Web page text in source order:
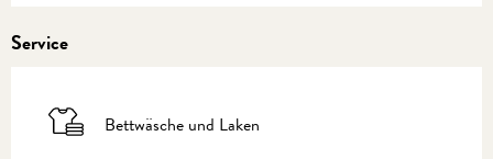
Service
Bettwäsche und Laken